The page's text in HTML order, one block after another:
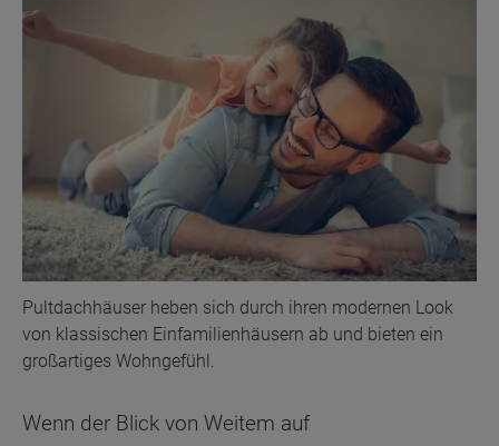
Pultdachhäuser heben sich durch ihren modernen Look
von klassischen Einfamilienhäusern ab und bieten ein
großartiges Wohngefühl.
Wenn der Blick von Weitem auf